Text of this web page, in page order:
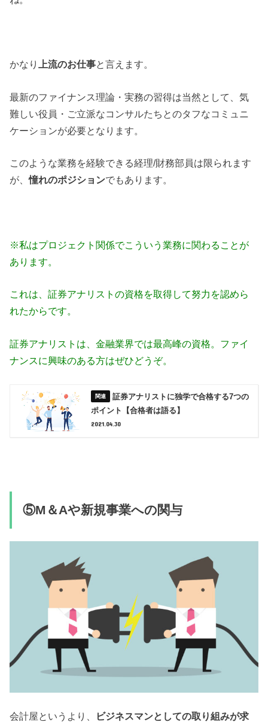
かなり 上流のお仕事と言えます。
最新のファイナンス理論・実務の習得は当然として、気
難しい役員・ご立派なコンサルたちとのタフなコミュニ
ケーションが必要となります。
このような業務を経験できる経理/財務部員は限られます
が、憧れのポジションでもあります。
※私はプロジェクト関係でこういう業務に関わることが
あります。
これは、証券アナリストの資格を取得して努力を認めら
れたからです。
証券アナリストは、金融業界では最高峰の資格。ファイ
ナンスに興味のある方はぜひどうぞ。
証券アナリストに独学で合格する7つの
ポイント【合格者は語る】
2021.04.30
⑤M＆Aや新規事業への関与
会計屋というより、
ビジネスマンとしての取り組みが求